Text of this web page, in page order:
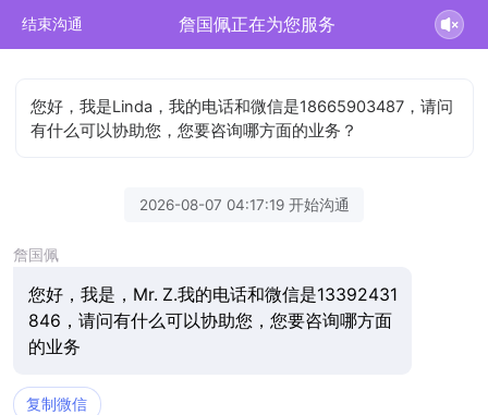
结束沟通 詹国佩正在为您服务
您好，我是Linda，我的电话和微信是18665903487，请问
有什么可以协助您，您要咨询哪方面的业务？
2026-08-07 04:17:19 开始沟通
詹国佩
您好，我是，Mr. Z.我的电话和微信是13392431
846，请问有什么可以协助您，您要咨询哪方面
的业务
复制微信